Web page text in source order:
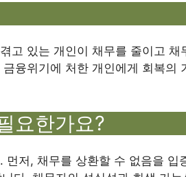
고 있는 개인이 채무를 줄이고 채
융위기에 처한 개인에게 회복의
요한가요?
저, 채무를 상환할 수 없음을 입